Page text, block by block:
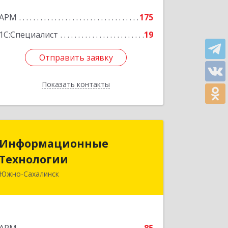
175
1С:Специалист
19
Отправить заявку
Показать контакты
Отправить заявку
Назад
Информационные
Технологии
Южно-Сахалинск
Технологии
693006, Сахалинская обл, Южно-
Подробнее